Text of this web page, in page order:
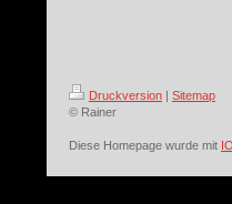
Druckversion | Sitemap
© Rainer
Diese Homepage wurde mit